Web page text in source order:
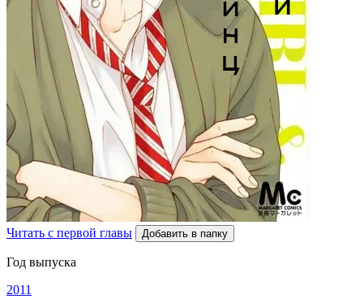
Читать с первой главы Добавить в папку
Год выпуска
2011